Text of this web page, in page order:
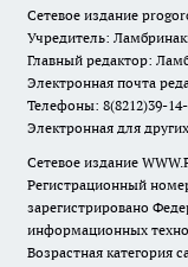
Сетевое издание
Учредитель:
Главный редактор:
Электронная почта
Телефоны: 8(8212)39-14-
Электронная для
Сетевое издание
Регистрационный
зарегистрировано
информационных
Возрастная категория